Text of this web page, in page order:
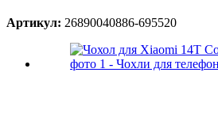
Артикул: 26890040886-695520